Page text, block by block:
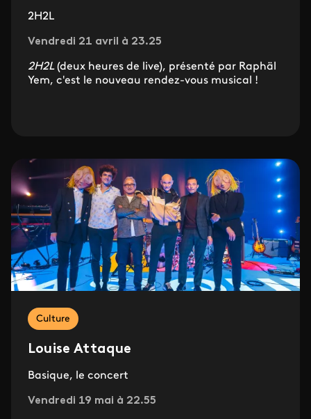
2H2L
Vendredi 21 avril à 23.25
2H2L(deux heures de live), présenté par Raphäl
Yem, c'est le nouveau rendez-vous musical !
Culture
Louise Attaque
Basique, le concert
Vendredi 19 mai à 22.55